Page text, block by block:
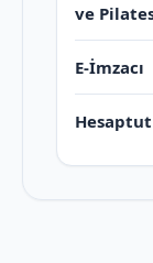
ve
E-İmzacı
Hesaptut